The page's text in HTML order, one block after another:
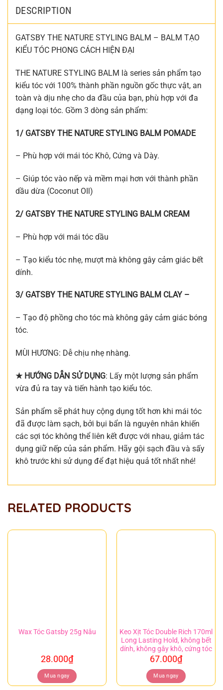
DESCRIPTION
GATSBY THE NATURE STYLING BALM – BALM TẠO
KIỂU TÓC PHONG CÁCH HIỆN ĐẠI
THE NATURE STYLING BALM là series sản phẩm tạo
kiểu tóc với 100% thành phần nguồn gốc thực vật, an
toàn và dịu nhẹ cho da đầu của bạn, phù hợp với đa
dạng loại tóc. Gồm 3 dòng sản phẩm:
1/ GATSBY THE NATURE STYLING BALM POMADE
– Phù hợp với mái tóc Khô, Cứng và Dày.
– Giúp tóc vào nếp và mềm mại hơn với thành phần
dầu dừa (Coconut OIl)
2/ GATSBY THE NATURE STYLING BALM CREAM
– Phù hợp với mái tóc dầu
– Tạo kiểu tóc nhẹ, mượt mà không gây cảm giác bết
dính.
3/ GATSBY THE NATURE STYLING BALM CLAY –
– Tạo độ phồng cho tóc mà không gây cảm giác bóng
tóc.
MÙI HƯƠNG: Dễ chịu nhẹ nhàng.
★ HƯỚNG DẪN SỬ DỤNG: Lấy một lượng sản phẩm
vừa đủ ra tay và tiến hành tạo kiểu tóc.
Sản phẩm sẽ phát huy cộng dụng tốt hơn khi mái tóc
đã được làm sạch, bởi bụi bẩn là nguyên nhân khiến
các sợi tóc không thể liên kết được với nhau, giảm tác
dụng giữ nếp của sản phẩm. Hãy gội sạch đầu và sấy
khô trước khi sử dụng để đạt hiệu quả tốt nhất nhé!
RELATED PRODUCTS
Wax Tóc Gatsby 25g Nâu
28.000₫
Mua ngay
Keo Xịt Tóc Double Rich 170ml
Long Lasting Hold, không bết
dính, không gây khô, cứng tóc
67.000₫
Mua ngay